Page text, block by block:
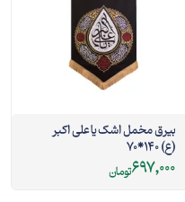
بیرق مخمل اشک یا علی اکبر
(ع) 140*70
697,000تومان